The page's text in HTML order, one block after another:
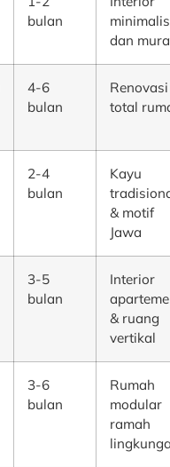
bulan
minimalis
dan
4-6
bulan
Renovasi
total
2-4
bulan
Kayu
& motif
Jawa
3-5
bulan
Interior
& ruang
vertikal
3-6
bulan
Rumah
modular
ramah